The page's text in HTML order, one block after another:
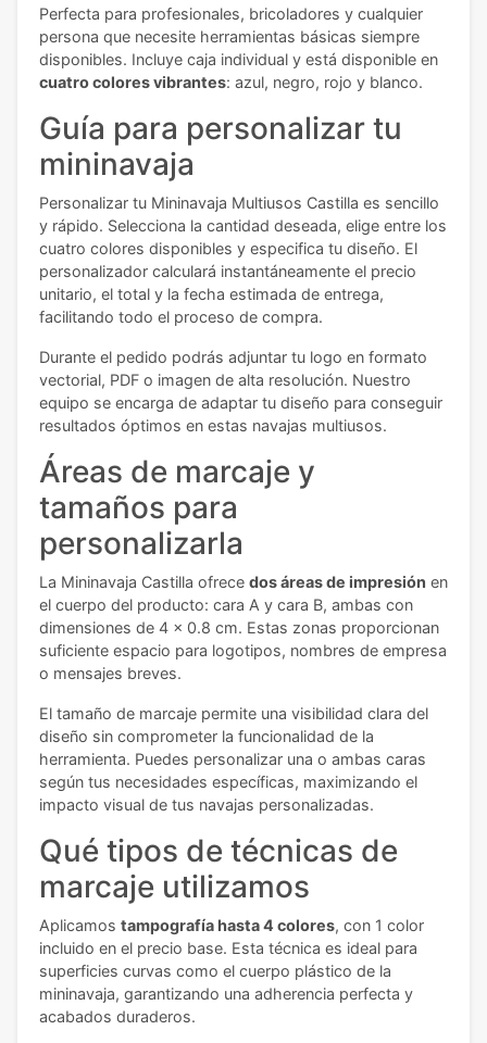
Perfecta para profesionales, bricoladores y cualquier
persona que necesite herramientas básicas siempre
disponibles. Incluye caja individual y está disponible en
cuatro colores vibrantes: azul, negro, rojo y blanco.
Guía para personalizar tu
mininavaja
Personalizar tu Mininavaja Multiusos Castilla es sencillo
y rápido. Selecciona la cantidad deseada, elige entre los
cuatro colores disponibles y especifica tu diseño. El
personalizador calculará instantáneamente el precio
unitario, el total y la fecha estimada de entrega,
facilitando todo el proceso de compra.
Durante el pedido podrás adjuntar tu logo en formato
vectorial, PDF o imagen de alta resolución. Nuestro
equipo se encarga de adaptar tu diseño para conseguir
resultados óptimos en estas navajas multiusos.
Áreas de marcaje y
tamaños para
personalizarla
La Mininavaja Castilla ofrece dos áreas de impresión en
el cuerpo del producto: cara A y cara B, ambas con
dimensiones de 4 x 0.8 cm. Estas zonas proporcionan
suficiente espacio para logotipos, nombres de empresa
o mensajes breves.
El tamaño de marcaje permite una visibilidad clara del
diseño sin comprometer la funcionalidad de la
herramienta. Puedes personalizar una o ambas caras
según tus necesidades específicas, maximizando el
impacto visual de tus navajas personalizadas.
Qué tipos de técnicas de
marcaje utilizamos
Aplicamos tampografía hasta 4 colores, con 1 color
incluido en el precio base. Esta técnica es ideal para
superficies curvas como el cuerpo plástico de la
mininavaja, garantizando una adherencia perfecta y
acabados duraderos.